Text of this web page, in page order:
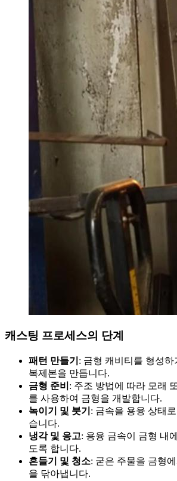
캐스팅 프로세스의 단계
패턴 만들기 : 금형 캐비티를 형성하
복제본을 만듭니다.
금형 준비 : 주조 방법에 따라 모래
를 사용하여 금형을 개발합니다.
녹이기 및 붓기 : 금속을 용융 상태
습니다.
냉각 및 응고: 용융 금속이 금형 내
도록 합니다.
흔들기 및 청소: 굳은 주물을 금형
을 닦아냅니다.